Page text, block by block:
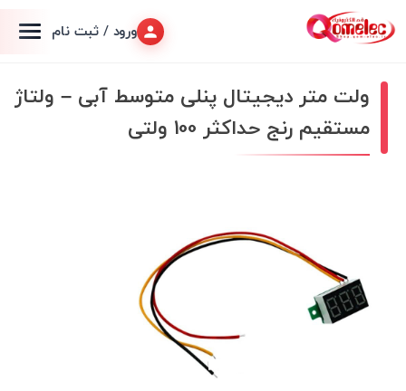
ورود / ثبت نام
ولت متر دیجیتال پنلی متوسط آبی – ولتاژ
مستقیم رنج حداکثر 100 ولتی